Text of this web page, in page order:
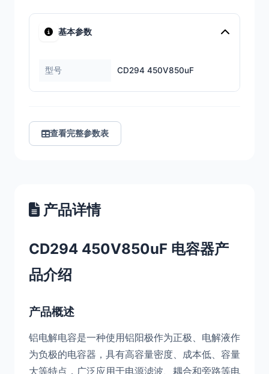
基本参数
型号 CD294 450V850uF
查看完整参数表
产品详情
CD294 450V850uF 电容器产
品介绍
产品概述
铝电解电容是一种使用铝阳极作为正极、电解液作
为负极的电容器，具有高容量密度、成本低、容量
大等特点，广泛应用于电源滤波、耦合和旁路等电